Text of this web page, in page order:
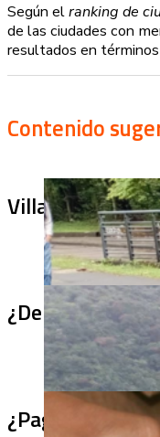
Según elranking de
de las ciudades con
resultados en
Contenido
Villa Julia no
¿De qué sirve
¿Pagaron